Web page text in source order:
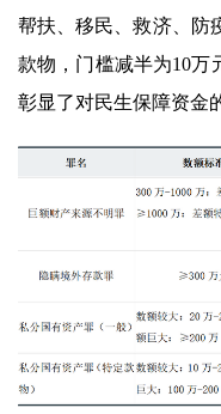
帮扶、移民、救济、防
款物，门槛减半为10万
彰显了对民生保障资金